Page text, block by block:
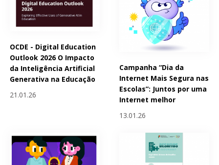
OCDE - Digital Education
Outlook 2026 O Impacto
da Inteligência Artificial
Generativa na Educação
21.01.26
Campanha “Dia da
Internet Mais Segura nas
Escolas”: Juntos por uma
Internet melhor
13.01.26